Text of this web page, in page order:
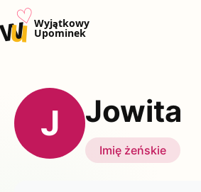
u♡Wyjątkowy
Upominek
Kalendarz Imienin
Kobieta
Okazje
Katalog prezentów
J Jowita
Imię żeńskie